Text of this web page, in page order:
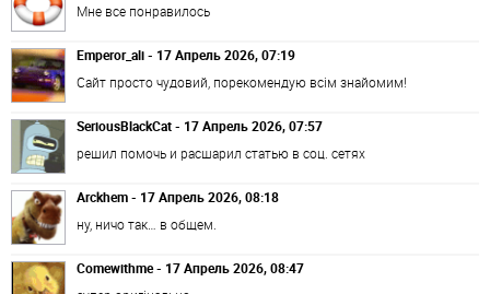
Мне все понравилось
Emperor_ali - 17 Апрель 2026, 07:19
Сайт просто чудовий, порекомендую всім знайомим!
SeriousBlackCat - 17 Апрель 2026, 07:57
решил помочь и расшарил статью в соц. сетях
Arckhem - 17 Апрель 2026, 08:18
ну, ничо так… в общем.
Comewithme - 17 Апрель 2026, 08:47